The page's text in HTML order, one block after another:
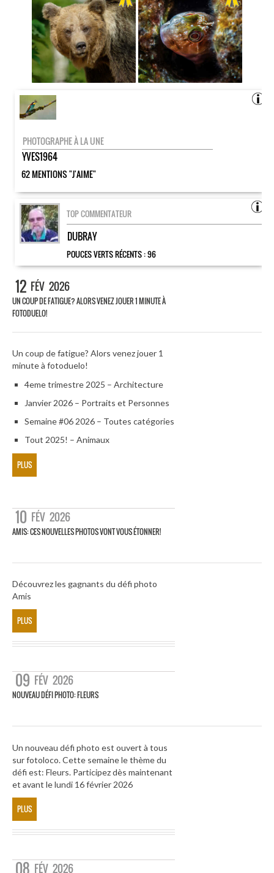
PHOTOGRAPHE À LA UNE
YVES1964
62 MENTIONS "J'AIME"
TOP COMMENTATEUR
DUBRAY
POUCES VERTS RÉCENTS :96
12 FÉV 2026
UN COUP DE FATIGUE? ALORS VENEZ JOUER 1 MINUTE À
FOTODUELO!
Un coup de fatigue? Alors venez jouer 1
minute à fotoduelo!
4eme trimestre 2025 – Architecture
Janvier 2026 – Portraits et Personnes
Semaine #06 2026 – Toutes catégories
Tout 2025! – Animaux
PLUS
10 FÉV 2026
AMIS: CES NOUVELLES PHOTOS VONT VOUS ÉTONNER!
Découvrez les gagnants du défi photo
Amis
PLUS
09 FÉV 2026
NOUVEAU DÉFI PHOTO: FLEURS
Un nouveau défi photo est ouvert à tous
sur fotoloco. Cette semaine le thème du
défi est: Fleurs. Participez dès maintenant
et avant le lundi 16 février 2026
PLUS
08 FÉV 2026